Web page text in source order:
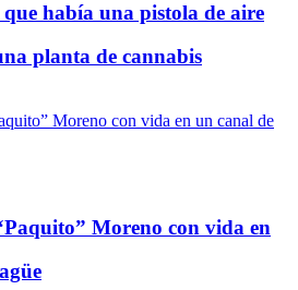
había una pistola de aire
planta de cannabis
Moreno con vida en